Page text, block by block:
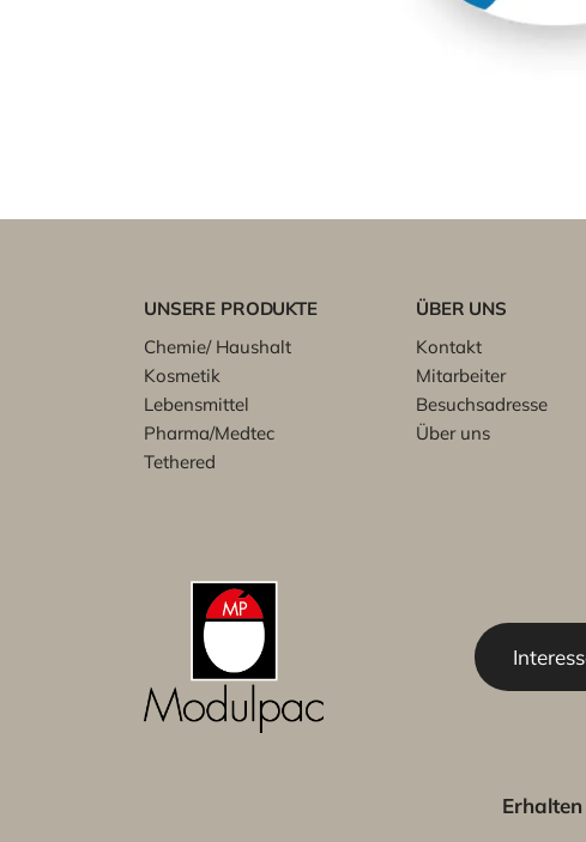
UNSERE PRODUKTE
Chemie/ Haushalt
Kosmetik
Lebensmittel
Pharma/Medtec
Tethered
ÜBER UNS
Kontakt
Mitarbeiter
Besuchsadresse
Über uns